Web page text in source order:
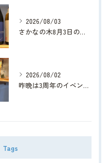
2026/08/03
さかなの木8月3日のメニューです。
2026/08/02
昨晩は3周年のイベントにたくさんのご来店、そして綺麗なお花、...
Tags